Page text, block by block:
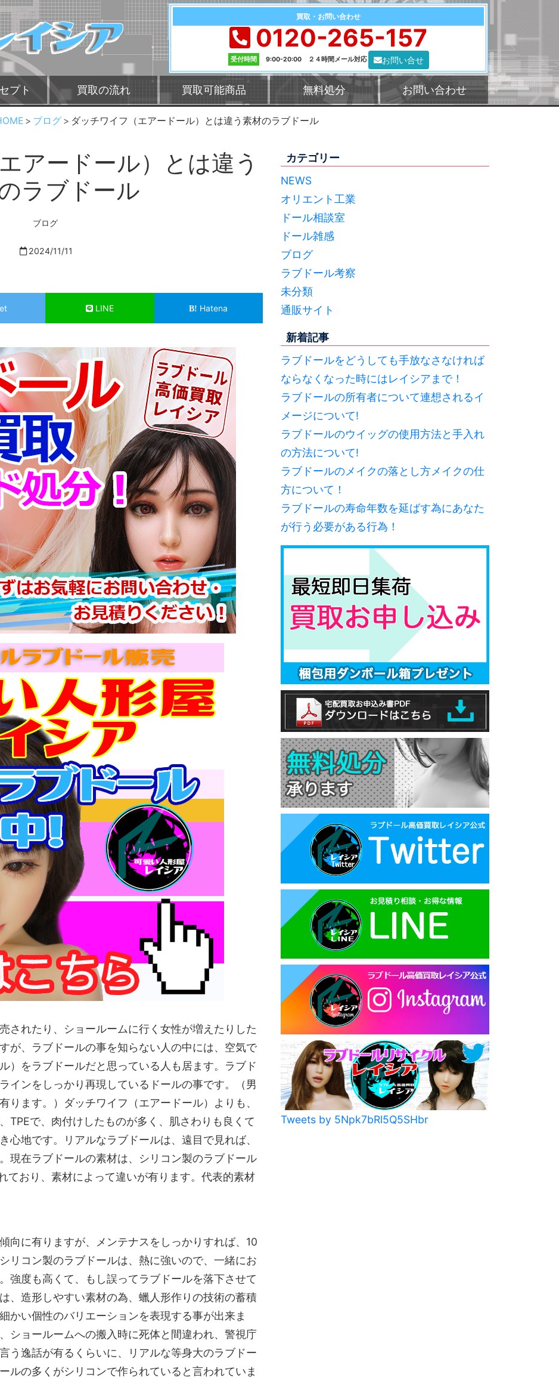
買取・お問い合わせ
0120-265-157
受付時間 9:00-20:00 ２４時間メール対応 お問い合せ
プト 買取の流れ 買取可能商品 無料処分 お問い合わせ
ブログ ダッチワイフ（エアードール）とは違う素材のラブドール
アードール）とは違う
ラブドール
ブログ
2024/11/11
LINE Hatena
されたり、ショールームに行く女性が増えたりした
が、ラブドールの事を知らない人の中には、空気で
）をラブドールだと思っている人も居ます。ラブド
インをしっかり再現しているドールの事です。（男
ります。）ダッチワイフ（エアードール）よりも、
TPEで、肉付けしたものが多く、肌さわりも良くて
心地です。リアルなラブドールは、遠目で見れば、
現在ラブドールの素材は、シリコン製のラブドール
ており、素材によって違いが有ります。代表的素材
向に有りますが、メンテナスをしっかりすれば、10
リコン製のラブドールは、熱に強いので、一緒にお
強度も高くて、もし誤ってラブドールを落下させて
、造形しやすい素材の為、蠟人形作りの技術の蓄積
かい個性のバリエーションを表現する事が出来ま
ショールームへの搬入時に死体と間違われ、警視庁
う逸話が有るくらいに、リアルな等身大のラブドー
ルの多くがシリコンで作られていると言われていま
カテゴリー
NEWS
オリエント工業
ドール相談室
ドール雑感
ブログ
ラブドール考察
未分類
通販サイト
新着記事
ラブドールをどうしても手放なさなければ
ならなくなった時にはレイシアまで！
ラブドールの所有者について連想されるイ
メージについて!
ラブドールのウイッグの使用方法と手入れ
の方法について!
ラブドールのメイクの落とし方メイクの仕
方について！
ラブドールの寿命年数を延ばす為にあなた
が行う必要がある行為！
Tweets by 5Npk7bRl5Q5SHbr